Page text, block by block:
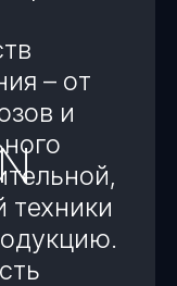
– от
и
техники